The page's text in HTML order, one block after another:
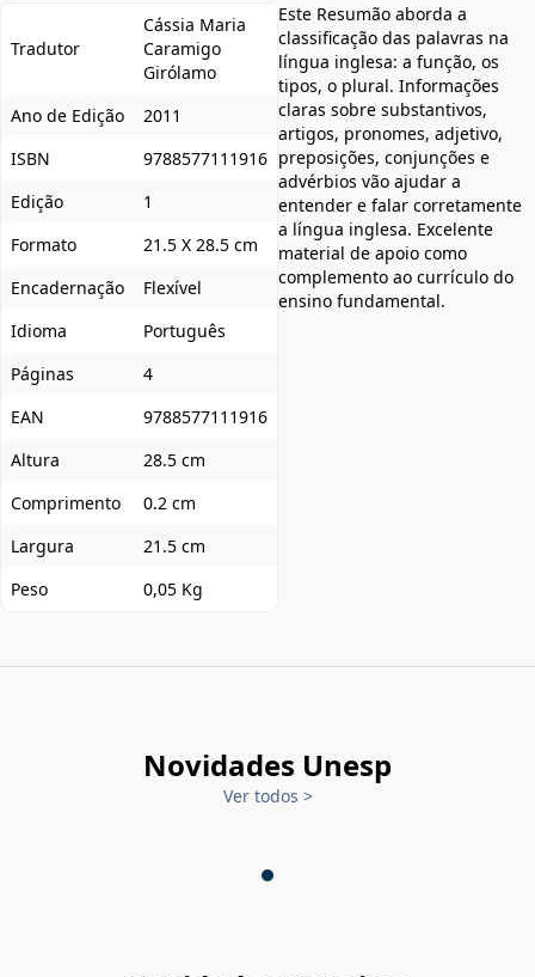
Tradutor
Cássia Maria
Caramigo
Girólamo
Ano de Edição
2011
ISBN
9788577111916
Edição
1
Formato
21.5 X 28.5 cm
Encadernação
Flexível
Idioma
Português
Páginas
4
EAN
9788577111916
Altura
28.5 cm
Comprimento
0.2 cm
Largura
21.5 cm
Peso
0,05 Kg
Este Resumão aborda a
classificação das palavras na
língua inglesa: a função, os
tipos, o plural. Informações
claras sobre substantivos,
artigos, pronomes, adjetivo,
preposições, conjunções e
advérbios vão ajudar a
entender e falar corretamente
a língua inglesa. Excelente
material de apoio como
complemento ao currículo do
ensino fundamental.
Novidades Unesp
Ver todos >